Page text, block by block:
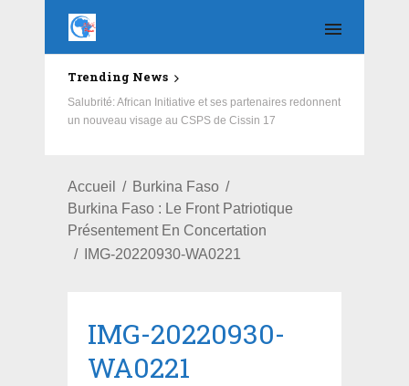
Trending News
Salubrité: African Initiative et ses partenaires redonnent
un nouveau visage au CSPS de Cissin 17
Accueil
Burkina Faso
Burkina Faso : Le Front Patriotique
Présentement En Concertation
IMG-20220930-WA0221
IMG-20220930-
WA0221